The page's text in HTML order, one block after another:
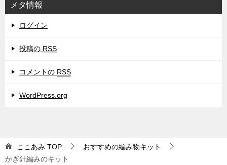
メタ情報
ログイン
投稿の RSS
コメントの RSS
WordPress.org
ここあみ TOP
おすすめの編み物キット
かぎ針編みのキット